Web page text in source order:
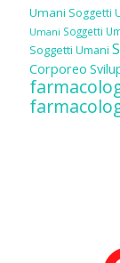
Umani Soggetti
Umani Soggetti
Soggetti Umani
Corporeo